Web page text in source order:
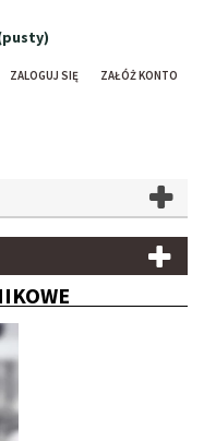
ZALOGUJ SIĘ ZAŁÓŻ KONTO